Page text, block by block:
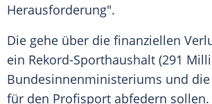
Herausforderung".
Die gehe über die finanziellen
ein Rekord-Sporthaushalt (291
Bundesinnenministeriums und
für den Profisport abfedern sollen.